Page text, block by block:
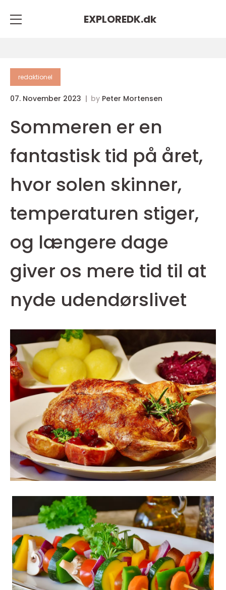
EXPLOREDK.dk
redaktionel
07. November 2023 by Peter Mortensen
Sommeren er en
fantastisk tid på året,
hvor solen skinner,
temperaturen stiger,
og længere dage
giver os mere tid til at
nyde udendørslivet